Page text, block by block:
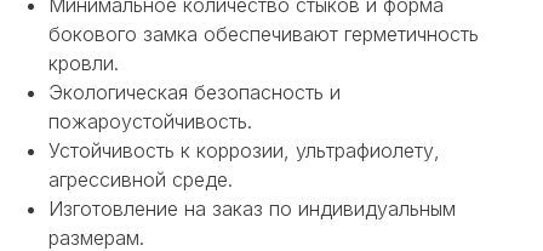
бокового замка обеспечивают герметичность
кровли.
Экологическая безопасность и
пожароустойчивость.
Устойчивость к коррозии, ультрафиолету,
агрессивной среде.
Изготовление на заказ по индивидуальным
размерам.